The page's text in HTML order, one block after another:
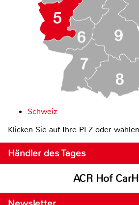
Schweiz
Klicken Sie auf Ihre PLZ oder
Händler des Tages
ACR Hof